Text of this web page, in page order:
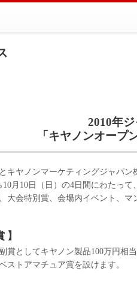
2010年
「キヤノンオープ
キヤノンマーケティングジャパ
10月10日（日）の4日間にわたっ
大会特別賞、会場内イベント、
】
賞としてキヤノン製品100万円相
ストアマチュア賞を設けます。